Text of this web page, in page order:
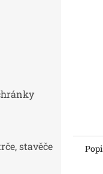
stavěče